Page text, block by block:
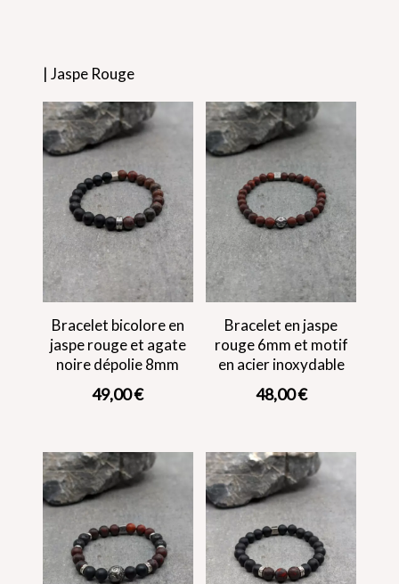
| Jaspe Rouge
Bracelet bicolore en
jaspe rouge et agate
noire dépolie 8mm
49,00€
Bracelet en jaspe
rouge 6mm et motif
en acier inoxydable
48,00€